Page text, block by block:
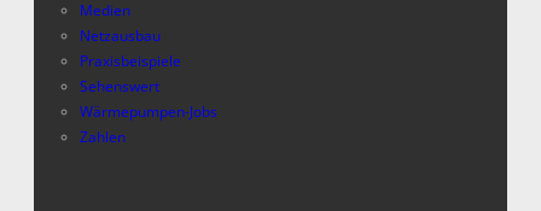
Medien
Netzausbau
Praxisbeispiele
Sehenswert
Wärmepumpen-Jobs
Zahlen